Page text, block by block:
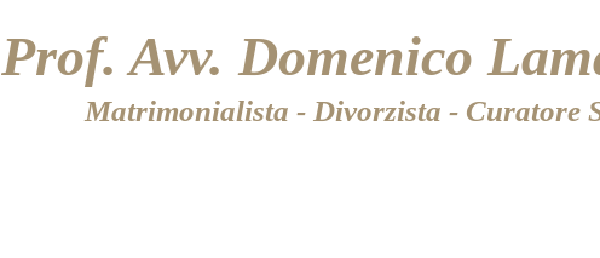
Prof. Avv. Domenico
Matrimonialista - Divorzista - Curatore